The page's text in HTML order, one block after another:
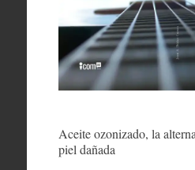
Aceite ozonizado, la
piel dañada